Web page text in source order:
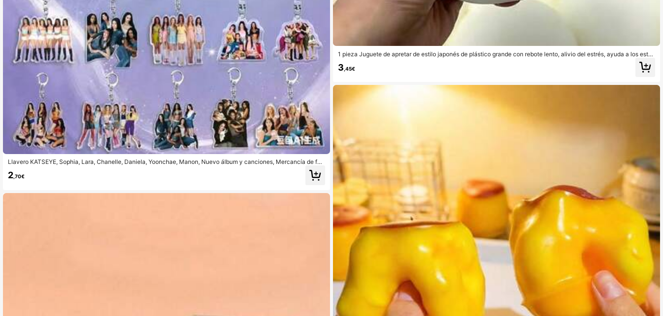
Llavero KATSEYE, Sophia, Lara, Chanelle, Daniela, Yoonchae, Manon, Nuevo álbum y canciones, Mercancía de fan
s de Kpop, Llavero acrílico 2D, Artículos de fans del concierto, Regalo de Navidad, Regalo pequeño, Coleccionable
2,70€
1 pieza Juguete de apretar de estilo japonés de plástico grande con rebote lento, alivio del estrés, ayuda a los estud
3 ,45€